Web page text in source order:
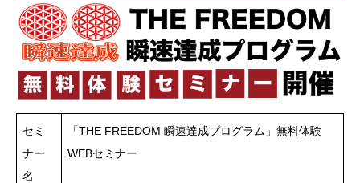
セミ
ナー
名
「THE FREEDOM 瞬速達成プログラム」無料体験
WEBセミナー